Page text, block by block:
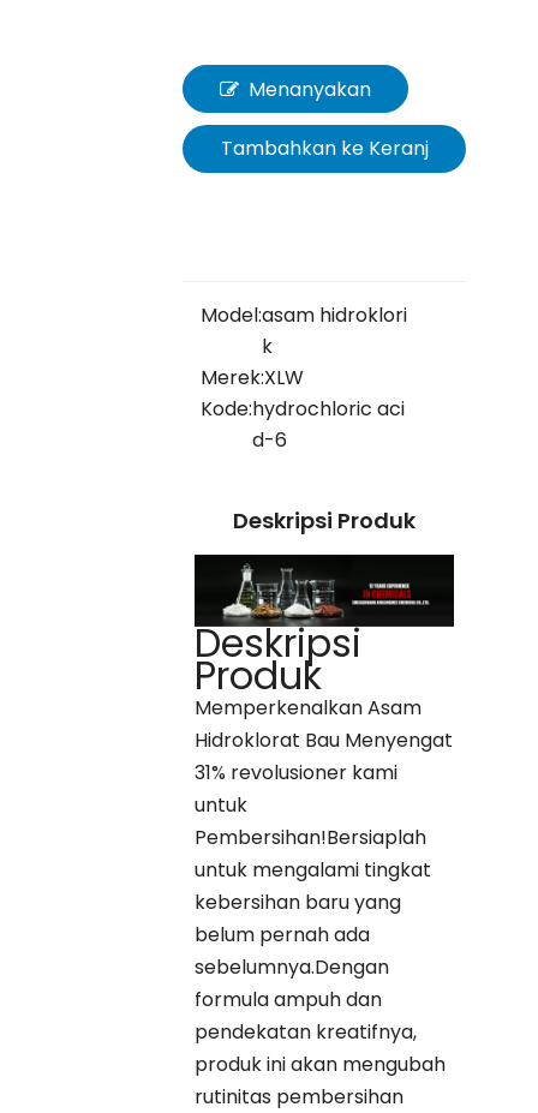
Menanyakan
Tambahkan ke Keranj
Model:asam hidroklori
k
Merek:XLW
Kode:hydrochloric aci
d-6
Deskripsi Produk
Deskripsi
Produk
Memperkenalkan Asam
Hidroklorat Bau Menyengat
31% revolusioner kami
untuk
Pembersihan!Bersiaplah
untuk mengalami tingkat
kebersihan baru yang
belum pernah ada
sebelumnya.Dengan
formula ampuh dan
pendekatan kreatifnya,
produk ini akan mengubah
rutinitas pembersihan